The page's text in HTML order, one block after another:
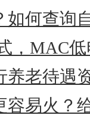
如何查询
，MAC
养老待遇
容易火？